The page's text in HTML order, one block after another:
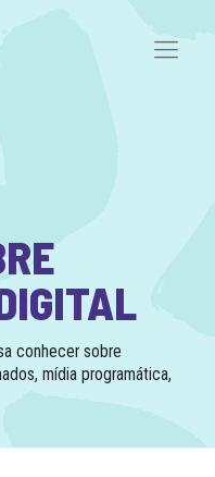
conhecer sobre
mídia programática,